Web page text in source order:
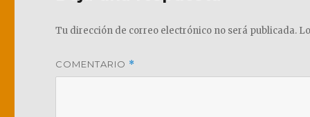
Tu dirección de correo electrónico no será publicada.
COMENTARIO *